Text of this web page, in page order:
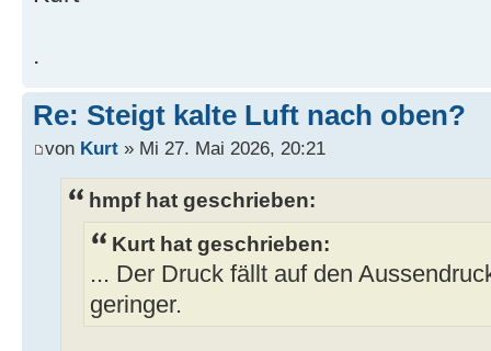
.
Re: Steigt kalte Luft nach oben?
von Kurt » Mi 27. Mai 2026, 20:21
hmpf hat geschrieben:
Kurt hat geschrieben:
... Der Druck fällt auf den
geringer.